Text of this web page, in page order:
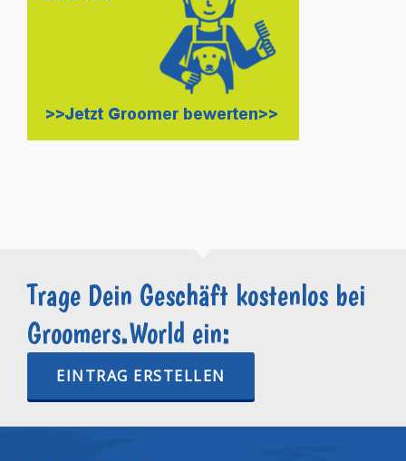
Trage Dein Geschäft kostenlos bei
Groomers.World ein:
EINTRAG ERSTELLEN